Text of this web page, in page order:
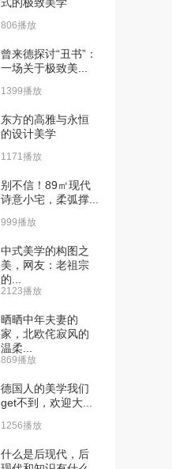
806播放
曾来德探讨“丑书”：
一场关于极致美...
1399播放
东方的高雅与永恒
的设计美学
1171播放
别不信！89㎡现代
诗意小宅，柔弧撑...
999播放
中式美学的构图之
美，网友：老祖宗
的...
2123播放
晒晒中年夫妻的
家，北欧侘寂风的
温柔...
869播放
德国人的美学我们
get不到，欢迎大...
1256播放
什么是后现代，后